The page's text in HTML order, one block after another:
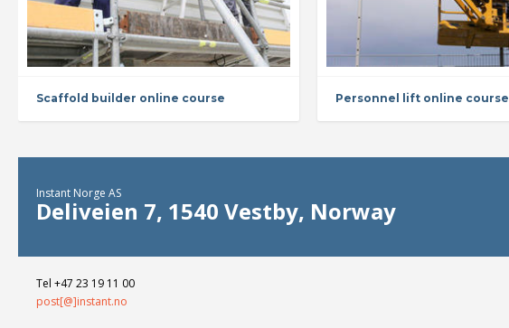
Scaffold builder online course Personnel lift online course
Instant Norge AS
Deliveien 7, 1540 Vestby, Norway
Tel +47 23 19 11 00
post[@]instant.no